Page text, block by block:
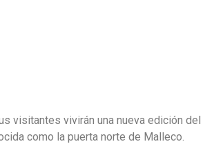
visitantes vivirán una nueva edición del
como la puerta norte de Malleco.